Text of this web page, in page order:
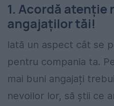
1. Acordă atenție
angajaților tăi!
Iată un aspect cât se
pentru compania ta.
mai buni angajați
nevoilor lor, să știi ce